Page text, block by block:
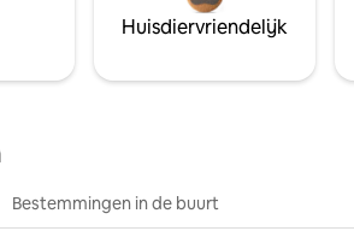
Huisdiervriendelijk
Bestemmingen in de buurt